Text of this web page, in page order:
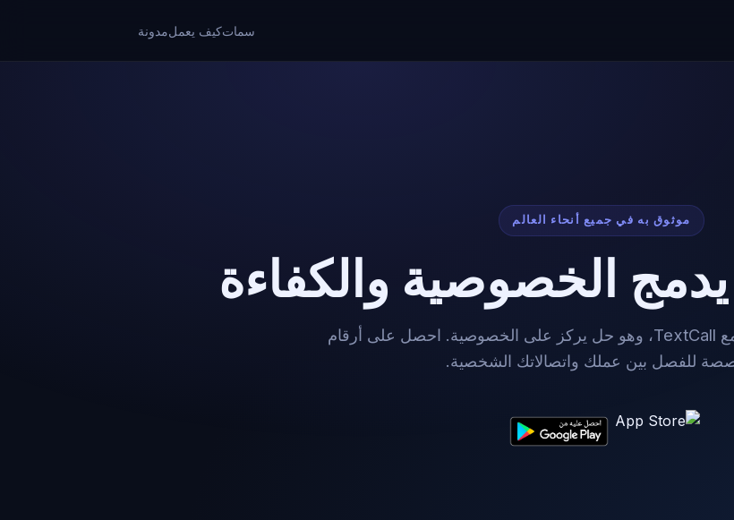
سماتكيف يعملمدونة
موثوق به في جميع أنحاء العالم
الخصوصية والكفاءة
عزز اتصالاتك المهنية مع TextCall، وهو حل يركز على الخصوصية. احصل على أرقام
للفصل بين عملك واتصالاتك الشخصية.